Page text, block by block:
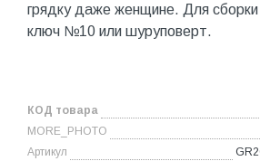
грядку даже женщине. Для
ключ №10 или шуруповерт.
КОД товара
MORE_PHOTO
Артикул